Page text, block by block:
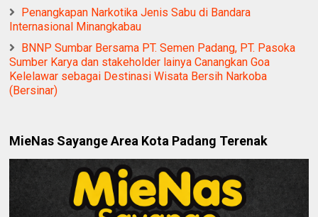
Penangkapan Narkotika Jenis Sabu di Bandara
Internasional Minangkabau
BNNP Sumbar Bersama PT. Semen Padang, PT. Pasoka
Sumber Karya dan stakeholder lainya Canangkan Goa
Kelelawar sebagai Destinasi Wisata Bersih Narkoba
(Bersinar)
MieNas Sayange Area Kota Padang Terenak